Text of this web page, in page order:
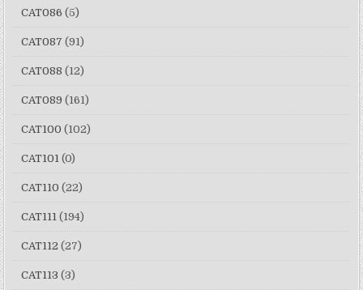
CAT086 (5)
CAT087 (91)
CAT088 (12)
CAT089 (161)
CAT100 (102)
CAT101 (0)
CAT110 (22)
CAT111 (194)
CAT112 (27)
CAT113 (3)